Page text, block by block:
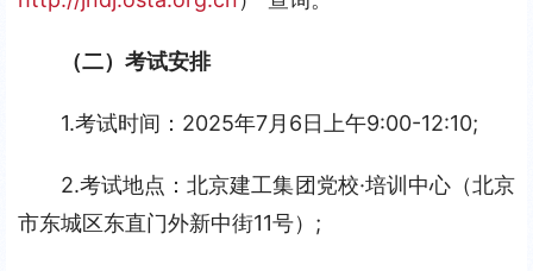
（二）考试安排
1.考试时间：2025年7月6日上午9:00-12:10;
2.考试地点：北京建工集团党校·培训中心（北京
市东城区东直门外新中街11号）;